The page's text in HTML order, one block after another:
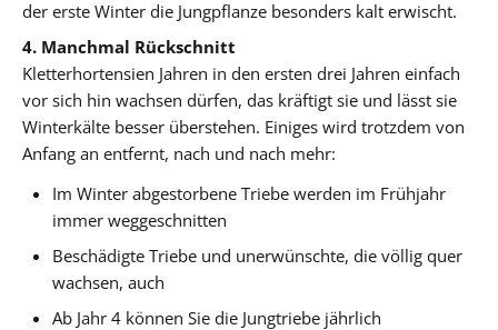
der erste Winter die Jungpflanze besonders kalt erwischt.
4. Manchmal Rückschnitt
Kletterhortensien Jahren in den ersten drei Jahren einfach
vor sich hin wachsen dürfen, das kräftigt sie und lässt sie
Winterkälte besser überstehen. Einiges wird trotzdem von
Anfang an entfernt, nach und nach mehr:
Im Winter abgestorbene Triebe werden im Frühjahr
immer weggeschnitten
Beschädigte Triebe und unerwünschte, die völlig quer
wachsen, auch
Ab Jahr 4 können Sie die Jungtriebe jährlich